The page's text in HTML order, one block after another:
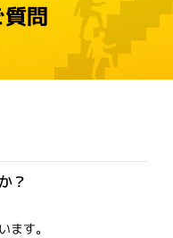
問
？
ます。